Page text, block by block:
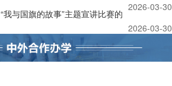
2026-03-30
我与国旗的故事”主题宣讲比赛的
2026-03-30